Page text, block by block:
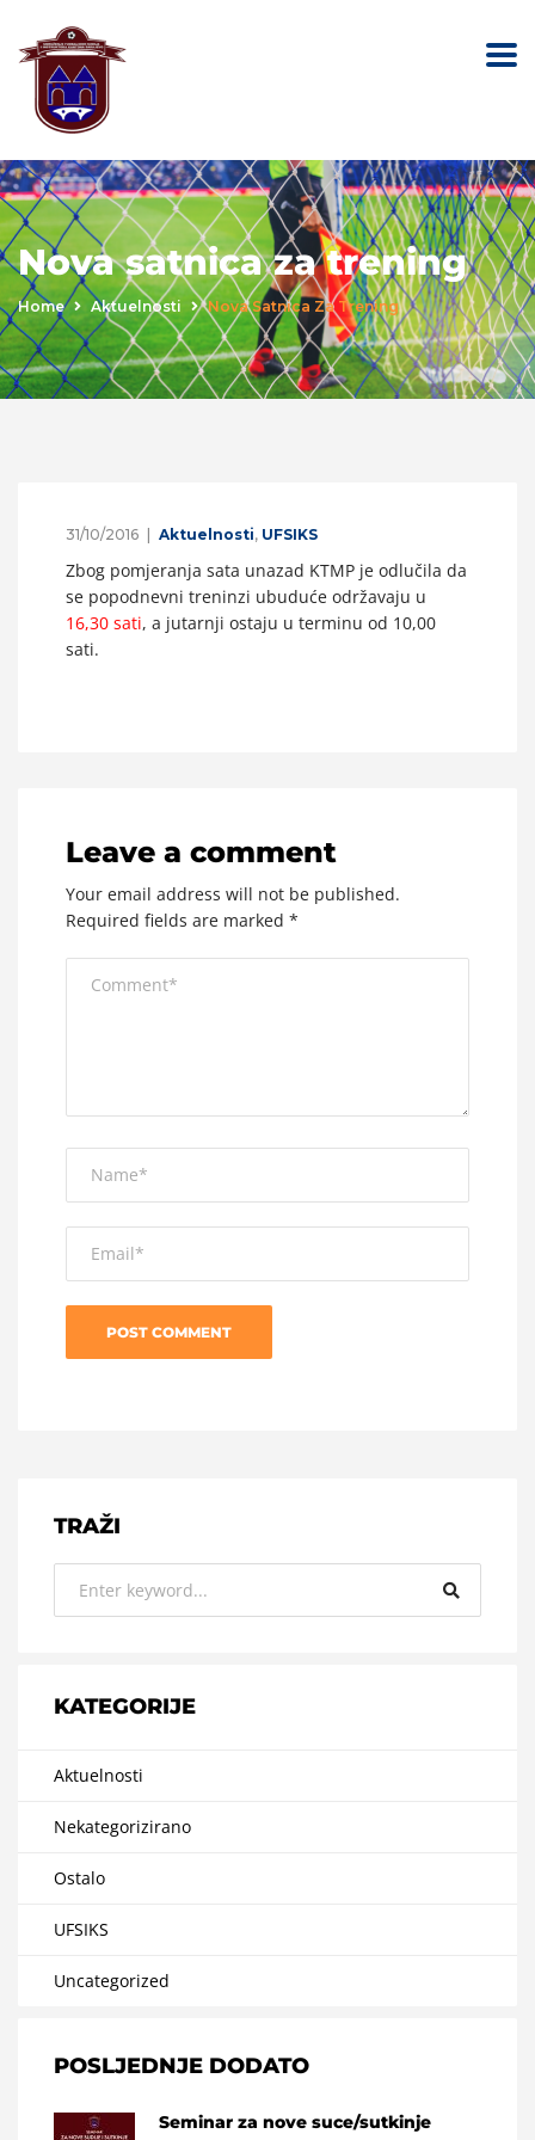
Nova satnica za trening
Home Aktuelnosti Nova Satnica Za Trening
31/10/2016 Aktuelnosti, UFSIKS
Zbog pomjeranja sata unazad KTMP je odlučila da
se popodnevni treninzi ubuduće održavaju u
16,30 sati, a jutarnji ostaju u terminu od 10,00
sati.
Leave a comment
Your email address will not be published.
Required fields are marked *
TRAŽI
KATEGORIJE
Aktuelnosti
Nekategorizirano
Ostalo
UFSIKS
Uncategorized
POSLJEDNJE DODATO
Seminar za nove suce/sutkinje